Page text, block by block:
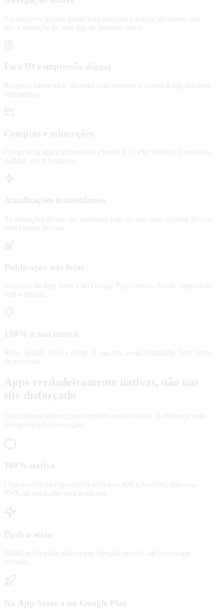
Separadores, gestos, puxar para atualizar e transições suaves que
dão a sensação de uma app de primeira classe.
Face ID e impressão digital
Bloqueio biométrico opcional para proteger o acesso à app dos seus
utilizadores.
Compras e subscrições
Compras na app e subscrições (StoreKit 2 / Play Billing) e anúncios
AdMob em 4 formatos.
Atualizações instantâneas
As alterações do teu site aparecem logo na app, sem reenviar às lojas
nem esperar revisão.
Publicação nas lojas
Tratamos da App Store e do Google Play: contas, fichas, capturas de
ecrã e revisão.
100% a sua marca
Ícone, splash, cores e nome. A sua app, a sua identidade. Sem rastos
de terceiros.
Apps verdadeiramente nativas, não um
site disfarçado
Construímos sobre o nosso próprio motor nativo. A diferença nota-
se logo no primeiro toque.
100% nativa
Uma verdadeira experiência nativa no iOS e Android, não uma
PWA ou um atalho para o seu site.
Push a sério
Notificações push nativas que chegam mesmo, até com a app
fechada.
Na App Store e no Google Play